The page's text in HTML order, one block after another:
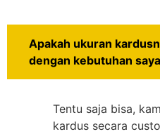
Apakah ukuran
dengan kebutuhan
Tentu saja bisa,
kardus secara